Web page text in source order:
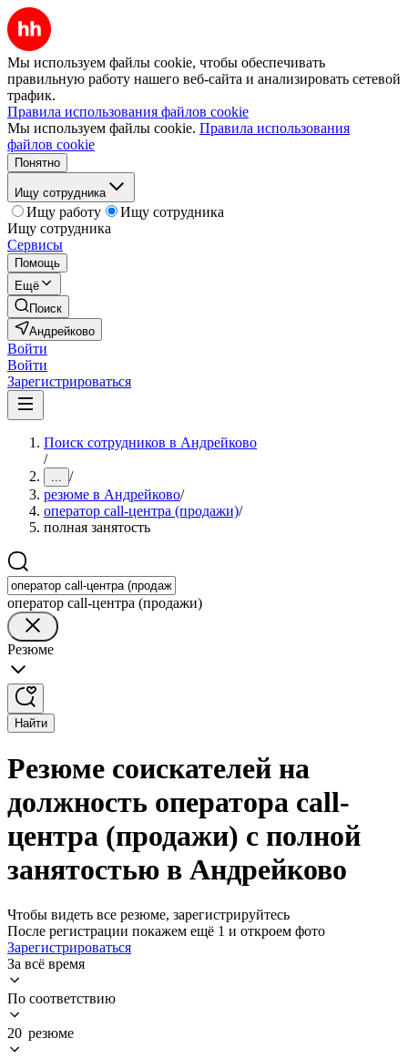
Мы используем файлы cookie, чтобы обеспечивать
правильную работу нашего веб-сайта и анализировать сетевой
трафик.
Правила использования файлов cookie
Мы используем файлы cookie. Правила использования
файлов cookie
Понятно
Ищу сотрудника
Ищу работу
Ищу сотрудника
Ищу сотрудника
Сервисы
Помощь
Ещё
Поиск
Андрейково
Войти
Войти
Зарегистрироваться
Поиск сотрудников в Андрейково
/
... /
резюме в Андрейково/
оператор call-центра (продажи)/
полная занятость
оператор call-центра (продажи)
Резюме
Найти
Резюме соискателей на
должность оператора call-
центра (продажи) с полной
занятостью в Андрейково
Чтобы видеть все резюме, зарегистрируйтесь
После регистрации покажем ещё 1 и откроем фото
Зарегистрироваться
За всё время
По соответствию
20 резюме